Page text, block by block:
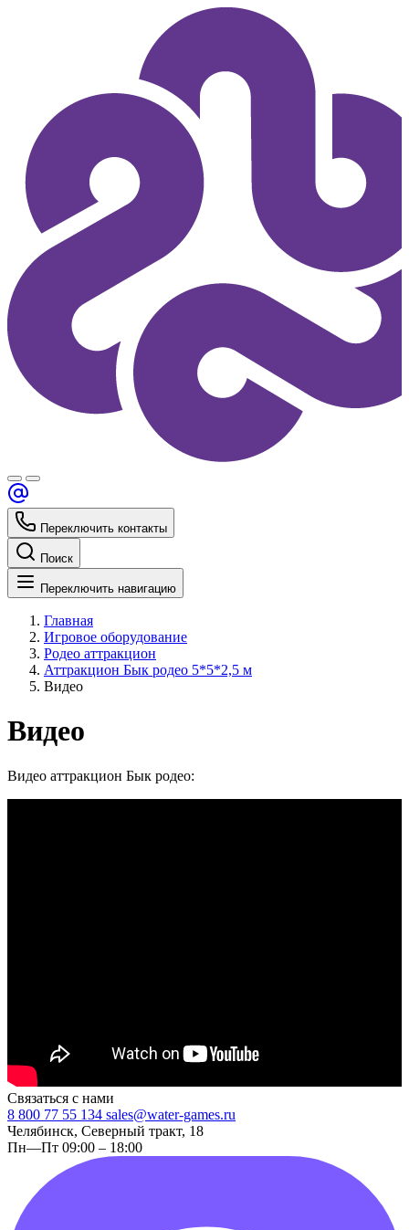
Переключить контакты
Поиск
Переключить навигацию
Главная
Игровое оборудование
Родео аттракцион
Аттракцион Бык родео 5*5*2,5 м
Видео
Видео
Видео аттракцион Бык родео:
Связаться с нами
8 800 77 55 134 sales@water-games.ru
Челябинск, Северный тракт, 18
Пн—Пт 09:00 – 18:00